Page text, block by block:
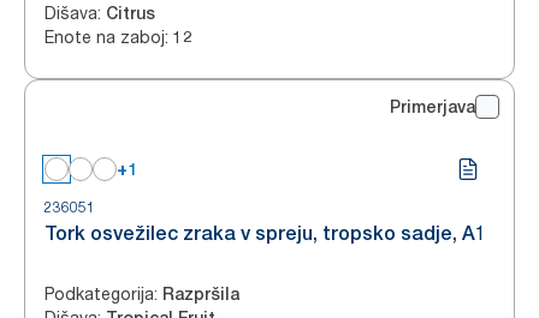
Dišava: Citrus
Enote na zaboj: 12
Primerjava
+1
236051
Tork osvežilec zraka v spreju, tropsko sadje, A1
Podkategorija: Razpršila